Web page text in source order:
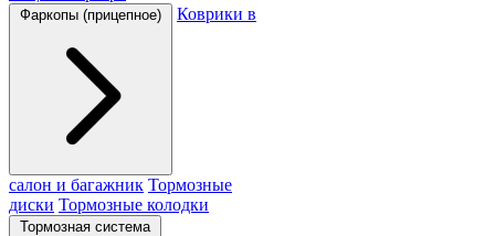
Фаркопы (прицепное) Коврики в
салон и багажник Тормозные
диски Тормозные колодки
Тормозная система